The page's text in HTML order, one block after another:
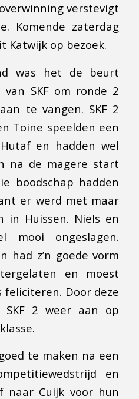
verstevigt
Komende zaterdag
Katwijk op bezoek.
was het de beurt
SKF om ronde 2
te vangen. SKF 2
Toine speelden een
en hadden wel
na de magere start
boodschap hadden
er werd met maar
in Huissen. Niels en
mooi ongeslagen.
had z’n goede vorm
en moest
Door deze
SKF 2 weer aan op
te maken na een
en
naar Cuijk voor hun